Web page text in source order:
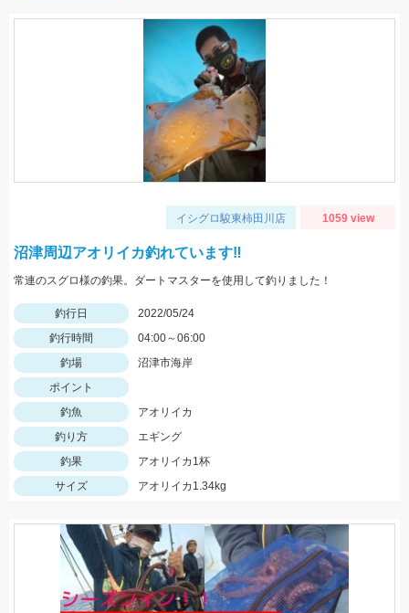
イシグロ駿東柿田川店 1059 view
沼津周辺アオリイカ釣れています‼
常連のスグロ様の釣果。ダートマスターを使用して釣りました！
釣行日
2022/05/24
釣行時間
04:00～06:00
釣場
沼津市海岸
ポイント
釣魚
アオリイカ
釣り方
エギング
釣果
アオリイカ1杯
サイズ
アオリイカ1.34kg